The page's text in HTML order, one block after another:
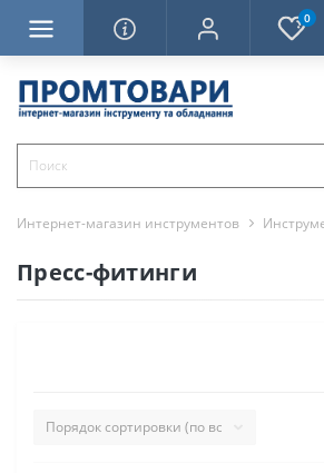
0
Интернет-магазин инструментов
Пресс-фитинги